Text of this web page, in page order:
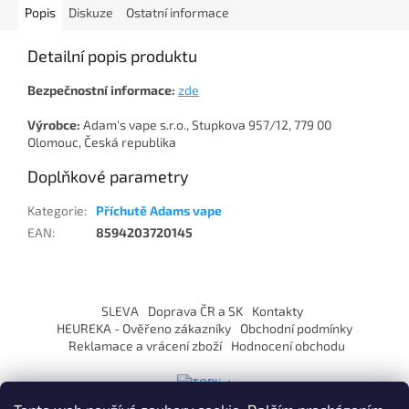
Popis Diskuze Ostatní informace
Detailní popis produktu
Bezpečnostní informace: zde
Výrobce: Adam's vape s.r.o., Stupkova 957/12, 779 00
Olomouc, Česká republika
Doplňkové parametry
Kategorie:
Příchutě Adams vape
EAN: 8594203720145
í
SLEVA Doprava ČR a SK
Kontakty
HEUREKA - Ověřeno zákazníky
Obchodní podmínky
Reklamace a vrácení zboží
Hodnocení obchodu